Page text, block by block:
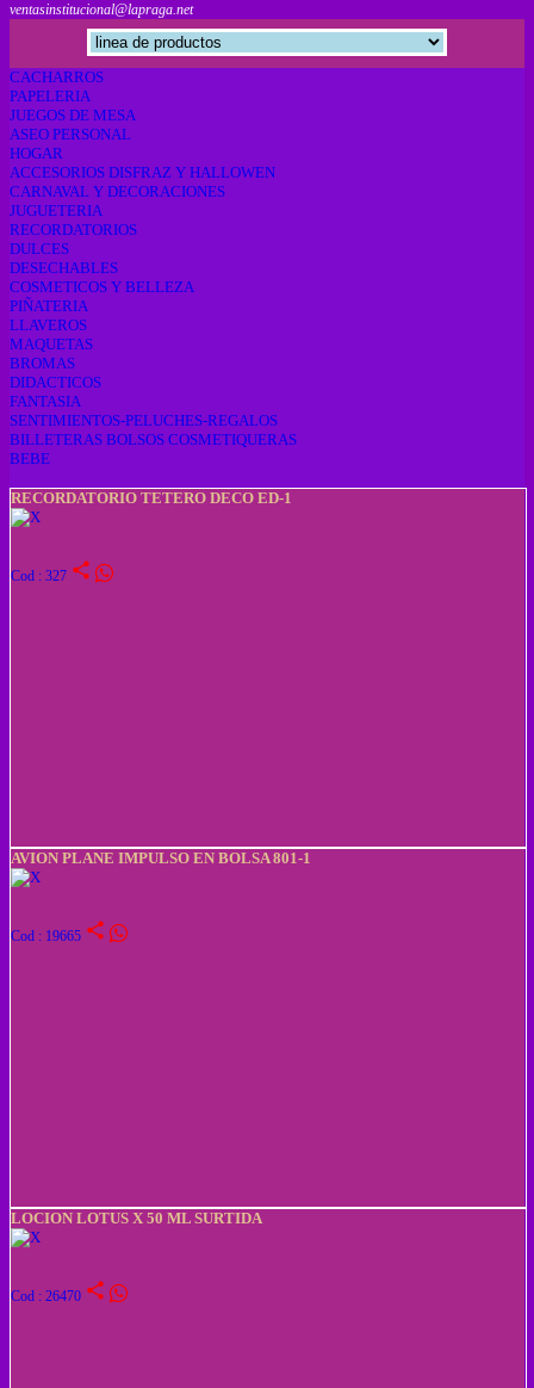
ventasinstitucional@lapraga.net
CACHARROS
PAPELERIA
JUEGOS DE MESA
ASEO PERSONAL
HOGAR
ACCESORIOS DISFRAZ Y HALLOWEN
CARNAVAL Y DECORACIONES
JUGUETERIA
RECORDATORIOS
DULCES
DESECHABLES
COSMETICOS Y BELLEZA
PIÑATERIA
LLAVEROS
MAQUETAS
BROMAS
DIDACTICOS
FANTASIA
SENTIMIENTOS-PELUCHES-REGALOS
BILLETERAS BOLSOS COSMETIQUERAS
BEBE
RECORDATORIO TETERO DECO ED-1
Cod : 327 share
AVION PLANE IMPULSO EN BOLSA 801-1
Cod : 19665 share
LOCION LOTUS X 50 ML SURTIDA
Cod : 26470 share